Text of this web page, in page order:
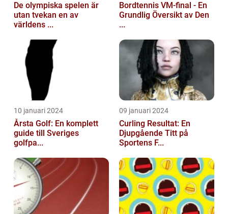
De olympiska spelen är
utan tvekan en av
världens ...
Bordtennis VM-final - En
Grundlig Översikt av Den
...
10 januari 2024
Årsta Golf: En komplett
guide till Sveriges
golfpa...
09 januari 2024
Curling Resultat: En
Djupgående Titt på
Sportens F...